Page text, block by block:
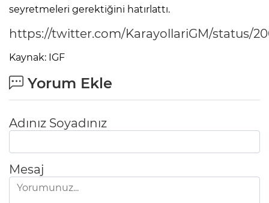
seyretmeleri gerektiğini hatırlattı.
https://twitter.com/KarayollariGM/status/
Kaynak: IGF
Yorum Ekle
Adınız Soyadınız
Mesaj